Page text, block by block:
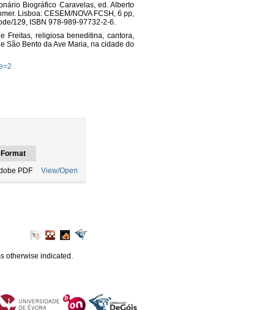
Biográfico Caravelas, ed. Alberto
Lisboa: CESEM/NOVA FCSH, 6 pp,
129, ISBN 978-989-97732-2-6.
Freitas, religiosa beneditina, cantora,
São Bento da Ave Maria, na cidade do
Format
PDF View/Open
otherwise indicated.